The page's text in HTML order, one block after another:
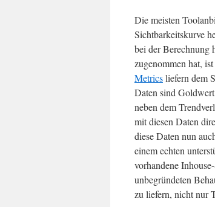
Die meisten
Sichtbarkeitskurve
bei der Berechnung
zugenommen hat,
Metricsliefern dem
Daten sind
neben dem
mit diesen Daten
diese Daten nun
einem echten
vorhandene
unbegründeten
zu liefern, nicht nur